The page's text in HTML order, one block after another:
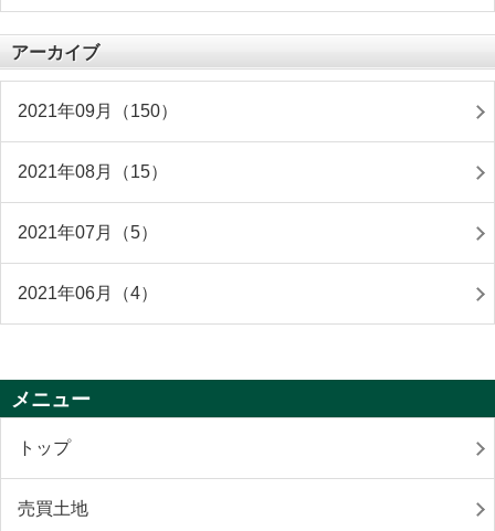
アーカイブ
2021年09月（150）
2021年08月（15）
2021年07月（5）
2021年06月（4）
メニュー
トップ
売買土地